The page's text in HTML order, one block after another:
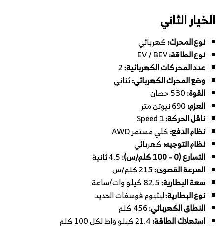
الخيار الثاني
نوع المحرك:كهربائي
نوع الطاقة:
عدد المحركات الكهربائية:
وضع المحرك الكهربائي:ثنائي
القوة:
العزم:
ناقل الحركة:
نظام الدفع:كلي مستمر AWD
نظام التوجيه:كهربائي
التسارع (0 – 100 كلم/س):
السرعة القصوى:
سعة البطارية:
نوع البطارية:ليثيوم فوسفات الحديد
النطاق الكهربائي:
استهلاك الطاقة: